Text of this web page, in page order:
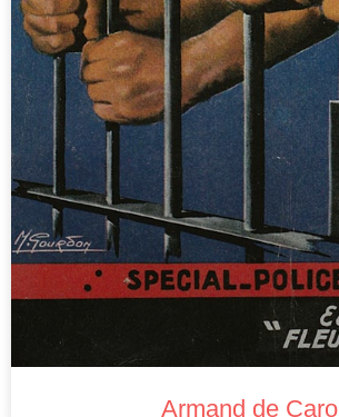
Armand de Caro